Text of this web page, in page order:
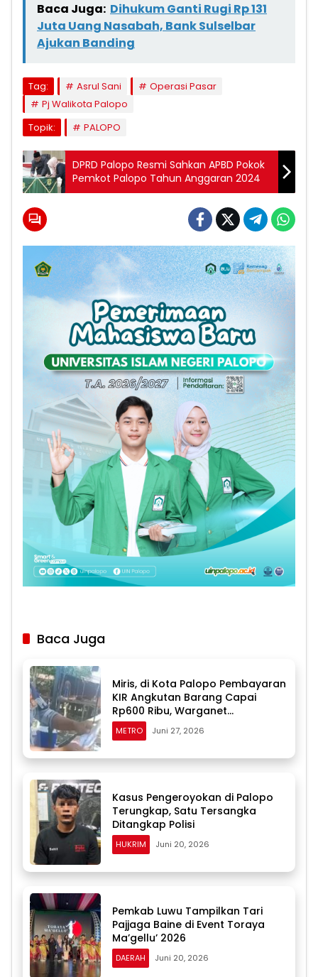
Baca Juga: Dihukum Ganti Rugi Rp 131
Juta Uang Nasabah, Bank Sulselbar
Ajukan Banding
Tag: Asrul Sani
Operasi Pasar
Pj Walikota Palopo
Topik:
PALOPO
DPRD Palopo Resmi Sahkan APBD Pokok
Pemkot Palopo Tahun Anggaran 2024
Baca Juga
Miris, di Kota Palopo Pembayaran
KIR Angkutan Barang Capai
Rp600 Ribu, Warganet
Pertanyakan Dugaan Pungli
METRO Juni 27, 2026
Kasus Pengeroyokan di Palopo
Terungkap, Satu Tersangka
Ditangkap Polisi
HUKRIM Juni 20, 2026
Pemkab Luwu Tampilkan Tari
Pajjaga Baine di Event Toraya
Ma’gellu’ 2026
DAERAH Juni 20, 2026